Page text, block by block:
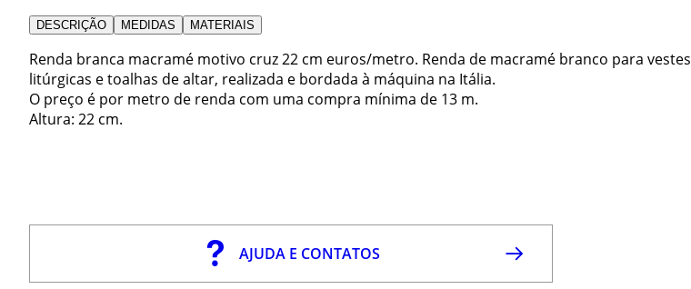
DESCRIÇÃO MEDIDAS MATERIAIS
Renda branca macramé motivo cruz 22 cm euros/metro. Renda de macramé branco para vestes
litúrgicas e toalhas de altar, realizada e bordada à máquina na Itália.
O preço é por metro de renda com uma compra mínima de 13 m.
Altura: 22 cm.
AJUDA E CONTATOS